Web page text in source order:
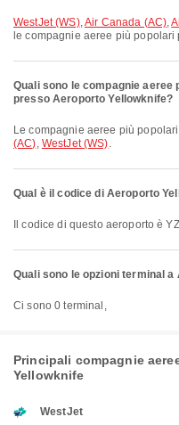
WestJet (WS),Air Canada (AC),
le compagnie aeree più
Quali sono le compagnie
presso Aeroporto Yellowknife?
Le compagnie aeree più
(AC), WestJet (WS).
Qual è il codice di Aeroporto
Il codice di questo aeroporto è
Quali sono le opzioni terminal
Ci sono 0 terminal,
Principali compagnie
Yellowknife
WestJet